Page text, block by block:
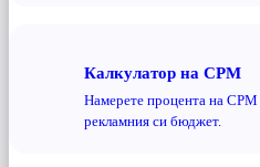
Калкулатор на CPM
Намерете процента на
рекламния си бюджет.